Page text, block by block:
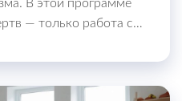
В этой программе
— только работа с…